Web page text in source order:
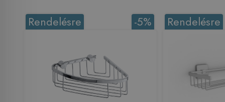
-5%
Rendelésre Rendelésre